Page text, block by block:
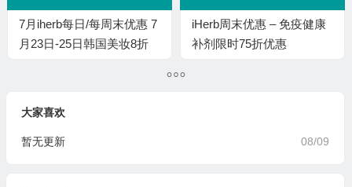
7月iherb每日/每周末优惠 7
月23日-25日韩国美妆8折
iHerb周末优惠 – 免疫健康
补剂限时75折优惠
大家喜欢
08/09
暂无更新